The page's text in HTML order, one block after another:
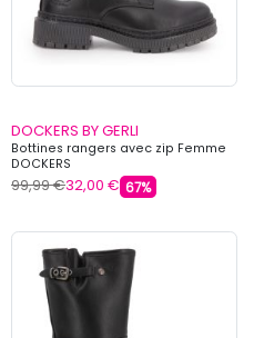
DOCKERS BY GERLI
Bottines rangers avec zip Femme
DOCKERS
99,99 €32,00 € 67%